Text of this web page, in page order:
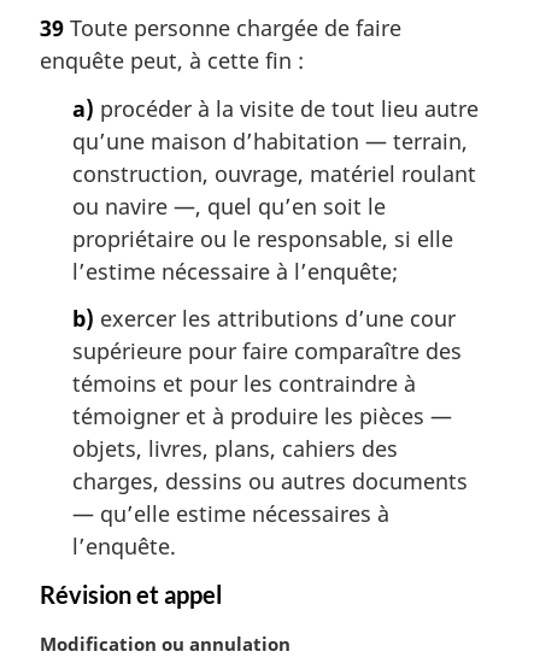
n
a
t
e
39 Toute personne chargée de faire
enquête peut, à cette fin :
a) procéder à la visite de tout lieu autre
qu’une maison d’habitation — terrain,
construction, ouvrage, matériel roulant
ou navire —, quel qu’en soit le
propriétaire ou le responsable, si elle
l’estime nécessaire à l’enquête;
b) exercer les attributions d’une cour
supérieure pour faire comparaître des
témoins et pour les contraindre à
témoigner et à produire les pièces —
objets, livres, plans, cahiers des
charges, dessins ou autres documents
— qu’elle estime nécessaires à
l’enquête.
Révision et appel
N
Modification ou annulation